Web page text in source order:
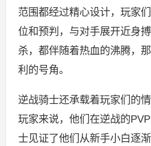
范围都经过精心设计，玩家
位和预判，与对手展开近身
杀，都伴随着热血的沸腾，
利的号角。
逆战骑士还承载着玩家们的
玩家来说，他们在逆战的
士见证了他们从新手小白逐